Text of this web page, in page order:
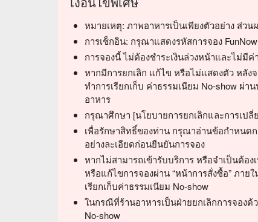
หมายเหตุ: ภาพอาหารเป็นเพียงตัวอย่าง ส่ว
การเช็กอิน: กรุณาแสดงรหัสการจอง
การจองนี้ ไม่ต้องชำระเงินล่วงหน้าและไม่มีค่
หากมีการยกเลิก แก้ไข หรือไม่แสดงตัว หลัง
ทำการเรียกเก็บ ค่าธรรมเนียม No-show ผ่
อาหาร
กรุณาศึกษา [นโยบายการยกเลิกและการเป
เพื่อรักษาสิทธิ์ของท่าน กรุณาอ่านข้อกำหนด
อย่างละเอียดก่อนยืนยันการจอง
หากไม่สามารถเข้ารับบริการ หรือจำเป็นต้อ
หรือแก้ไขการจองผ่าน “หน้าการสั่งซื้อ” ภาย
เรียกเก็บค่าธรรมเนียม No-show
ในกรณีที่ร้านอาหารเป็นฝ่ายยกเลิกการจองด้
No-show